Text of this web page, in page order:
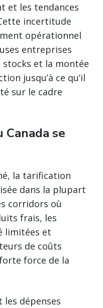
et les tendances
incertitude
opérationnel
entreprises
stocks et la montée
jusqu’à ce qu’il
sur le cadre
se
la tarification
dans la plupart
corridors où
frais, les
limitées et
de coûts
force de la
dépenses